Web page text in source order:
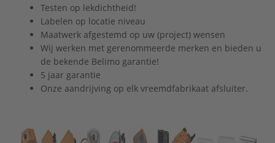
Testen op lekdichtheid!
Labelen op locatie niveau
Maatwerk afgestemd op uw (project) wensen
Wij werken met gerenommeerde merken en bieden u
de bekende Belimo garantie!
5 jaar garantie
Onze aandrijving op elk vreemdfabrikaat afsluiter.